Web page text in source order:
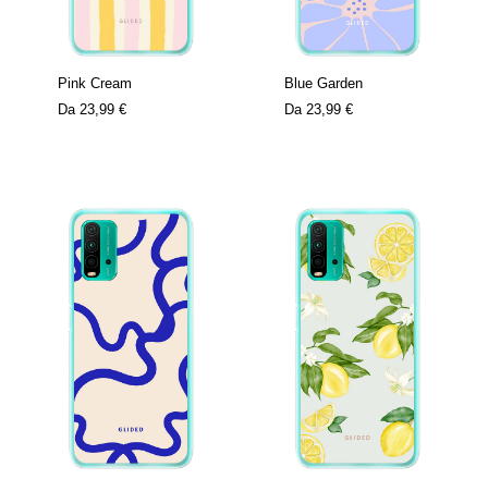
Pink Cream
Da 23,99 €
Blue Garden
Da 23,99 €